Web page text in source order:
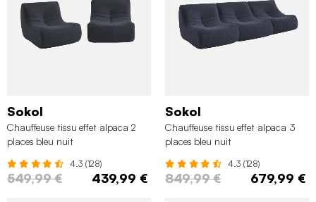
Sokol
Chauffeuse tissu effet alpaca 2
places bleu nuit
4.3 (128)
549,99 € 439,99 €
Sokol
Chauffeuse tissu effet alpaca 3
places bleu nuit
4.3 (128)
849,99 € 679,99 €